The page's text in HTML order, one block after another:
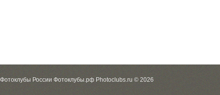
Фотоклубы России Фотоклубы.рф Photoclubs.ru © 2026